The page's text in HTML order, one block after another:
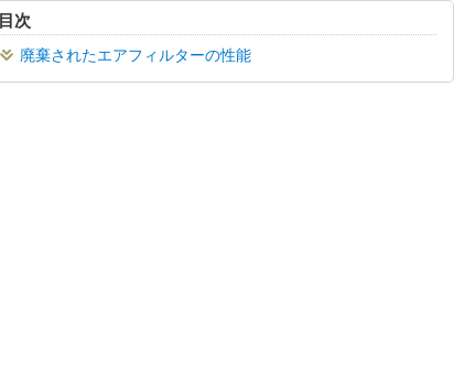
目次
廃棄されたエアフィルターの性能